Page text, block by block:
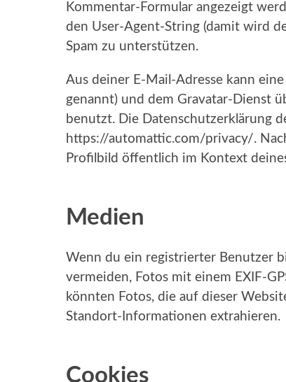
Kommentar-Formular angezeigt
den User-Agent-String (damit wird
Spam zu unterstützen.
Aus deiner E-Mail-Adresse kann
genannt) und dem Gravatar-Dienst
benutzt. Die Datenschutzerklärung
https://automattic.com/privacy/.
Profilbild öffentlich im Kontext
Medien
Wenn du ein registrierter Benutzer
vermeiden, Fotos mit einem EXIF-
könnten Fotos, die auf dieser
Standort-Informationen extrahieren.
Cookies